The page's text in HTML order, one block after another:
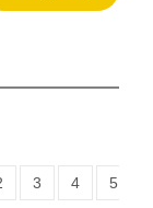
3 4 5